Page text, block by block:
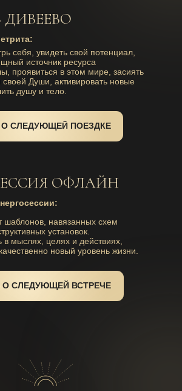
СЛЕДУЮЩЕЙ ПОЕЗДКЕ
шаблонов, навязанных схем
установок.
в мыслях, целях и действиях,
новый уровень жизни.
ДИВЕЕВО
ОФЛАЙН
себя, увидеть свой потенциал,
источник ресурса
проявиться в этом мире, засиять
Души, активировать новые
душу и тело.
СЛЕДУЮЩЕЙ ВСТРЕЧЕ